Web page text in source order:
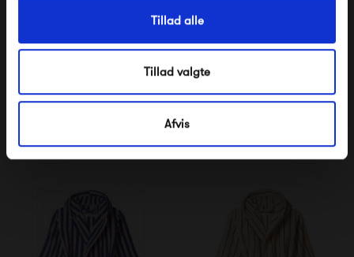
Tillad alle
Tillad valgte
AfvisBørnebadekåbe - Pristine